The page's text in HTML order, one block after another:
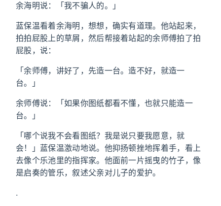
余海明说：「我不骗人的。」
蓝保温看着余海明，想想，确实有道理。他站起来，
拍拍屁股上的草屑，然后帮接着站起的余师傅拍了拍
屁股，说：
「余师傅，讲好了，先造一台。造不好，就造一
台。」
余师傅说：「如果你图纸都看不懂，也就只能造一
台。」
「哪个说我不会看图纸？我是说只要我愿意，就
会！」蓝保温激动地说。他抑扬顿挫地挥着手，看上
去像个乐池里的指挥家。他面前一片摇曳的竹子，像
是启奏的管乐，叙述父亲对儿子的爱护。
.